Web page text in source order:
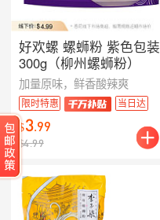
好欢螺 螺蛳粉 紫色包装
300g（柳州螺蛳粉）
加量原味，鲜香酸辣爽
限时特惠
当日达
$3.99
$4.99